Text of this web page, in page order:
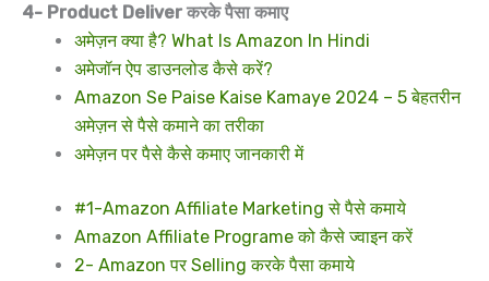
4- Product Deliver करके पैसा कमाए
अमेज़न क्या है? What Is Amazon In Hindi
अमेजॉन ऐप डाउनलोड कैसे करें?
Amazon Se Paise Kaise Kamaye 2024 – 5 बेहतरीन
अमेज़न से पैसे कमाने का तरीका
अमेज़न पर पैसे कैसे कमाए जानकारी में
#1-Amazon Affiliate Marketing से पैसे कमाये
Amazon Affiliate Programe को कैसे ज्वाइन करें
2- Amazon पर Selling करके पैसा कमाये